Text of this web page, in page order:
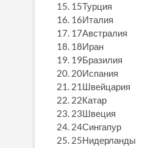
15Турция
16Италия
17Австралия
18Иран
19Бразилия
20Испания
21Швейцария
22Катар
23Швеция
24Сингапур
25Нидерланды